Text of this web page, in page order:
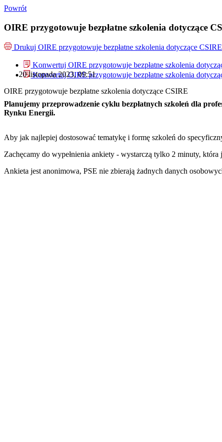
Powrót
OIRE przygotowuje bezpłatne szkolenia dotyczące
Drukuj OIRE przygotowuje bezpłatne szkolenia dotyczące CSIRE
Konwertuj OIRE przygotowuje bezpłatne szkolenia
Konwertuj OIRE przygotowuje bezpłatne szkolenia
20 listopada 2023, 09:51
OIRE przygotowuje bezpłatne szkolenia dotyczące CSIRE
Planujemy przeprowadzenie cyklu bezpłatnych szkoleń dla
Rynku Energii.
Aby jak najlepiej dostosować tematykę i formę szkoleń do
Zachęcamy do wypełnienia ankiety - wystarczą tylko 2 minuty, która
Ankieta jest anonimowa, PSE nie zbierają żadnych danych